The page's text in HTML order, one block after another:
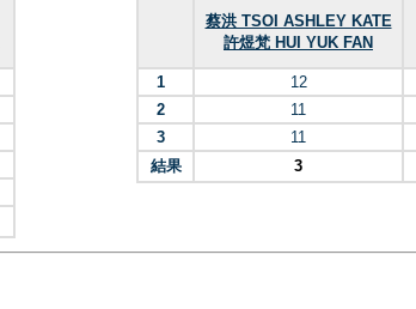
蔡洪 TSOI ASHLEY KATE
許煜梵 HUI YUK FAN
1
12
2
11
3
11
結果
3